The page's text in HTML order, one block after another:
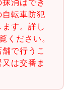
消はでき
転車防犯
す。詳し
ください。
で行うこ
は交番ま